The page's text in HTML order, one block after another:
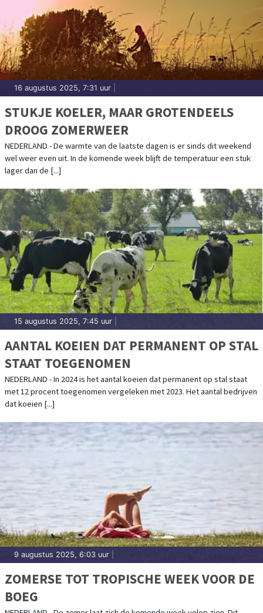
16 augustus 2025, 7:31 uur
STUKJE KOELER, MAAR GROTENDEELS
DROOG ZOMERWEER
NEDERLAND - De warmte van de laatste dagen is er sinds dit weekend
wel weer even uit. In de komende week blijft de temperatuur een stuk
lager dan de [...]
15 augustus 2025, 7:45 uur
AANTAL KOEIEN DAT PERMANENT OP STAL
STAAT TOEGENOMEN
NEDERLAND - In 2024 is het aantal koeien dat permanent op stal staat
met 12 procent toegenomen vergeleken met 2023. Het aantal bedrijven
dat koeien [...]
9 augustus 2025, 6:03 uur
ZOMERSE TOT TROPISCHE WEEK VOOR DE
BOEG